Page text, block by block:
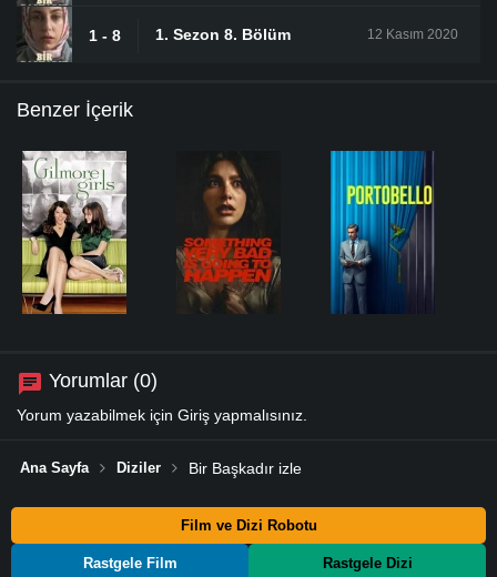
1 - 8 1. Sezon 8. Bölüm 12 Kasım 2020
Benzer İçerik
Yorumlar (0)
Yorum yazabilmek için Giriş yapmalısınız.
Ana Sayfa Diziler Bir Başkadır izle
Film ve Dizi Robotu
Rastgele Film Rastgele Dizi